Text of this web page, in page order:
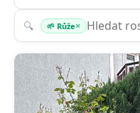
🔍 🌱 Růže×